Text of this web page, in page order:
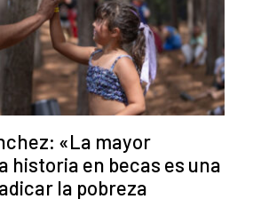
«La mayor
historia en becas es una
la pobreza